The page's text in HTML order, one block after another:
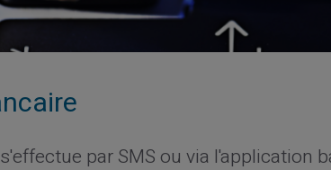
par SMS ou via l'application